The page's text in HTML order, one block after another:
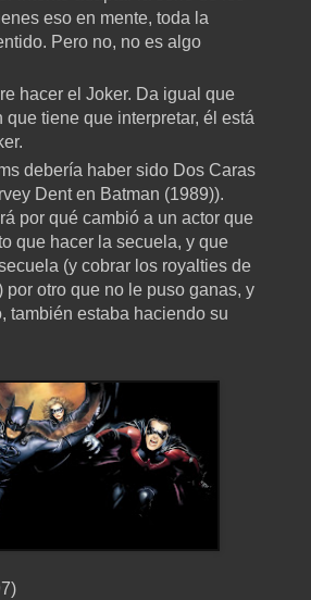
eso en mente, toda la
Pero no, no es algo
hacer el Joker. Da igual que
que tiene que interpretar, él está
debería haber sido Dos Caras
Dent en Batman (1989)).
por qué cambió a un actor que
que hacer la secuela, y que
(y cobrar los royalties de
por otro que no le puso ganas, y
también estaba haciendo su